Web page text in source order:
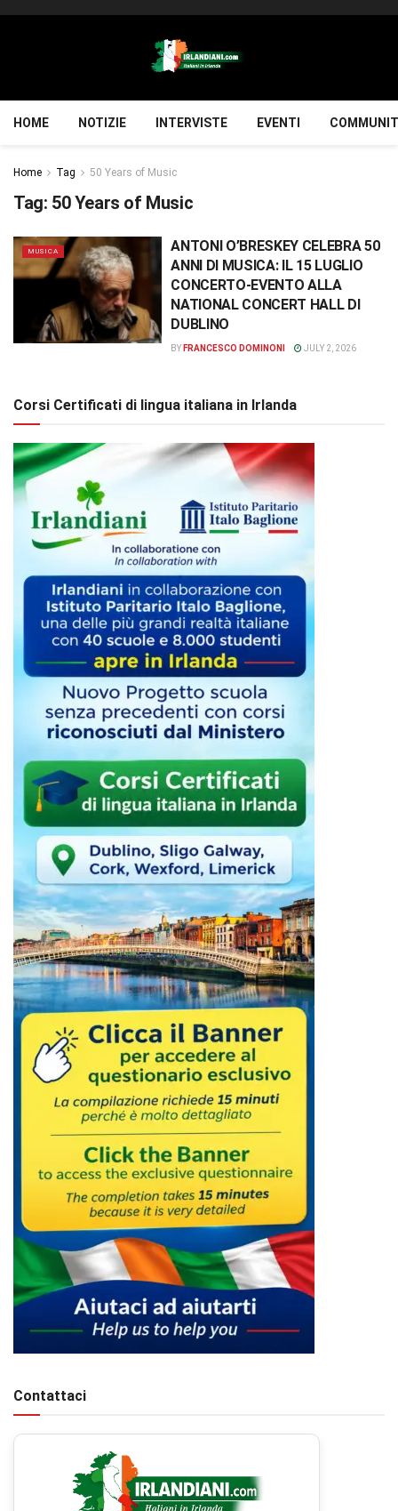
HOME NOTIZIE INTERVISTE EVENTI
Home Tag 50 Years of Music
Tag: 50 Years of Music
MUSICA
ANTONI O’BRESKEY CELEBRA 50
ANNI DI MUSICA: IL 15 LUGLIO
CONCERTO-EVENTO ALLA
NATIONAL CONCERT HALL DI
DUBLINO
BY FRANCESCO DOMINONI JULY 2, 2026
Corsi Certificati di lingua italiana in Irlanda
Contattaci